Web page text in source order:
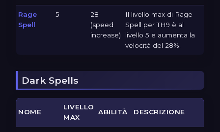
Rage
Spell
5
28
(speed
increase)
Il livello max di Rage
Spell per TH9 è al
livello 5 e aumenta la
velocità del 28%.
Dark Spells
NOME
LIVELLO
MAX
ABILITÀ DESCRIZIONE